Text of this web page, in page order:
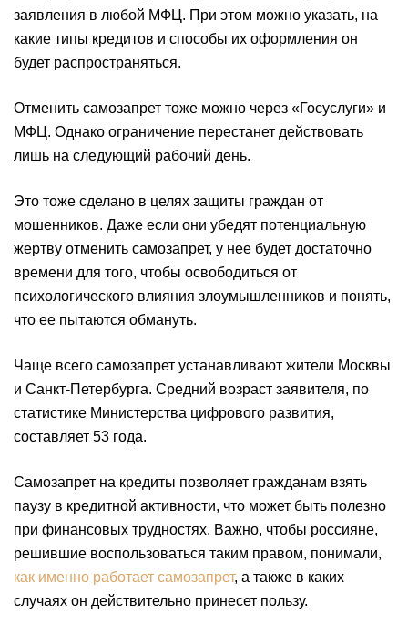
заявления в любой МФЦ. При этом можно указать, на
какие типы кредитов и способы их оформления он
будет распространяться.
Отменить самозапрет тоже можно через «‎Госуслуги» и
МФЦ. Однако ограничение перестанет действовать
лишь на следующий рабочий день.
Это тоже сделано в целях защиты граждан от
мошенников. Даже если они убедят потенциальную
жертву отменить самозапрет, у нее будет достаточно
времени для того, чтобы освободиться от
психологического влияния злоумышленников и понять,
что ее пытаются обмануть.
Чаще всего самозапрет устанавливают жители Москвы
и Санкт-Петербурга. Средний возраст заявителя, по
статистике Министерства цифрового развития,
составляет 53 года.
Самозапрет на кредиты позволяет гражданам взять
паузу в кредитной активности, что может быть полезно
при финансовых трудностях. Важно, чтобы россияне,
решившие воспользоваться таким правом, понимали,
как именно работает самозапрет, а также в каких
случаях он действительно принесет пользу.